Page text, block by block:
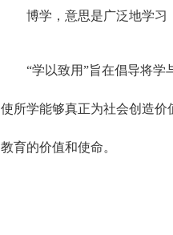
博学，意思是广泛地学习
“学以致用”旨在倡导将学
使所学能够真正为社会创造价
教育的价值和使命。